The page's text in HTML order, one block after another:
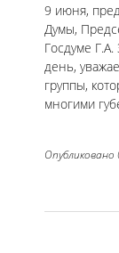
9 июня,
Думы,
Госдуме
день,
группы,
многими
Опубликовано